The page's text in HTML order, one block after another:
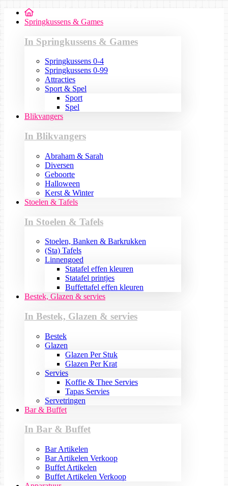
Springkussens & Games
In Springkussens & Games
Springkussens 0-4
Springkussens 0-99
Attracties
Sport & Spel
Sport
Spel
Blikvangers
In Blikvangers
Abraham & Sarah
Diversen
Geboorte
Halloween
Kerst & Winter
Stoelen & Tafels
In Stoelen & Tafels
Stoelen, Banken & Barkrukken
(Sta) Tafels
Linnengoed
Statafel effen kleuren
Statafel printjes
Buffettafel effen kleuren
Bestek, Glazen & servies
In Bestek, Glazen & servies
Bestek
Glazen
Glazen Per Stuk
Glazen Per Krat
Servies
Koffie & Thee Servies
Tapas Servies
Servetringen
Bar & Buffet
In Bar & Buffet
Bar Artikelen
Bar Artikelen Verkoop
Buffet Artikelen
Buffet Artikelen Verkoop